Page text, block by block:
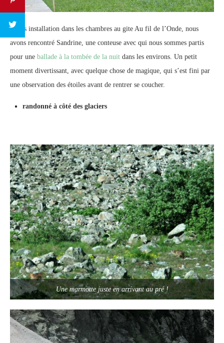
Après installation dans les chambres au gite Au fil de l’Onde, nous
avons rencontré Sandrine, une conteuse avec qui nous sommes partis
pour une ballade à la tombée de la nuit dans les environs. Un petit
moment divertissant, avec quelque chose de magique, qui s’est fini par
une observation des étoiles avant de rentrer se coucher.
randonné à côté des glaciers
Une marmotte juste en arrivant au pré !